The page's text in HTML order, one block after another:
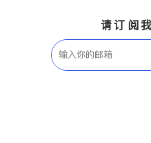
请订阅